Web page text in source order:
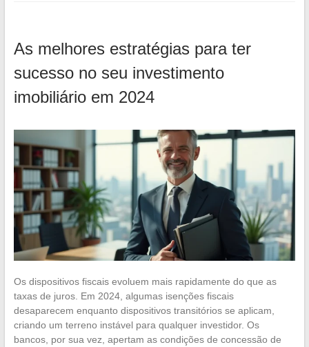
As melhores estratégias para ter
sucesso no seu investimento
imobiliário em 2024
Os dispositivos fiscais evoluem mais rapidamente do que as
taxas de juros. Em 2024, algumas isenções fiscais
desaparecem enquanto dispositivos transitórios se aplicam,
criando um terreno instável para qualquer investidor. Os
bancos, por sua vez, apertam as condições de concessão de